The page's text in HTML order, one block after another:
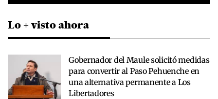
Lo + visto ahora
Gobernador del Maule solicitó medidas
para convertir al Paso Pehuenche en
una alternativa permanente a Los
Libertadores